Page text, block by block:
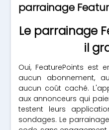
parrainage
Le parrainage
il
Oui, FeaturePoints est
aucun abonnement,
aucun coût caché.
aux annonceurs qui
testent leurs
sondages. Le